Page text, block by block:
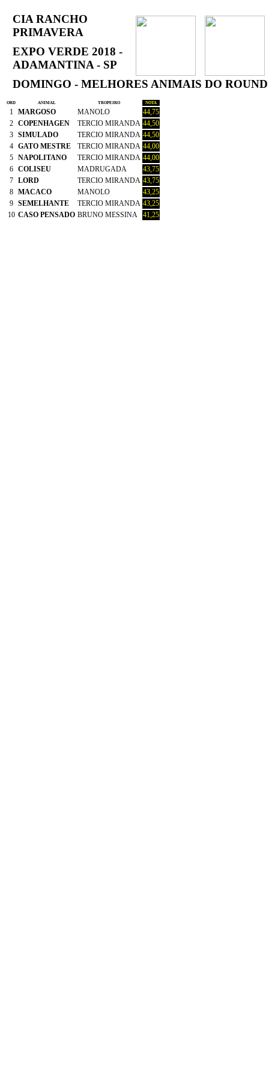
CIA RANCHO
PRIMAVERA
EXPO VERDE 2018 -
ADAMANTINA - SP
DOMINGO - MELHORES ANIMAIS DO ROUND
ORD ANIMAL TROPEIRO NOTA
1 MARGOSO MANOLO
44,75
2
COPENHAGEN TERCIO MIRANDA 44,50
3
SIMULADO TERCIO MIRANDA 44,50
4
GATO MESTRE TERCIO MIRANDA 44,00
5
NAPOLITANO TERCIO MIRANDA 44,00
6
COLISEU MADRUGADA
43,75
7
LORD TERCIO MIRANDA 43,75
8
MACACO MANOLO
43,25
9
SEMELHANTE TERCIO MIRANDA 43,25
10 CASO PENSADO BRUNO MESSINA 41,25